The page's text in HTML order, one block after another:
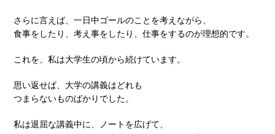
さらに言えば、一日中ゴールのことを考えながら、
食事をしたり、考え事をしたり、仕事をするのが理想的です。
これを、私は大学生の頃から続けています。
思い返せば、大学の講義はどれも
つまらないものばかりでした。
私は退屈な講義中に、ノートを広げて、